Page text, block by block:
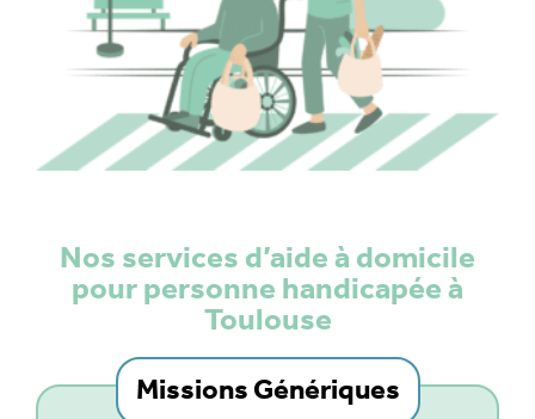
Nos services d’aide à domicile
pour personne handicapée à
Toulouse
Missions Génériques